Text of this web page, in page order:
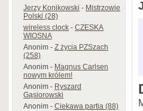
Jerzy Konikowski-Mistrzowie
Polski (28)
wireless clock-CZESKA
WIOSNA
Anonim-Z życia PZSzach
(258)
Anonim-Magnus Carlsen
nowym królem!
Anonim-Ryszard
Gąsiorowski
Anonim-Ciekawa partia (88)